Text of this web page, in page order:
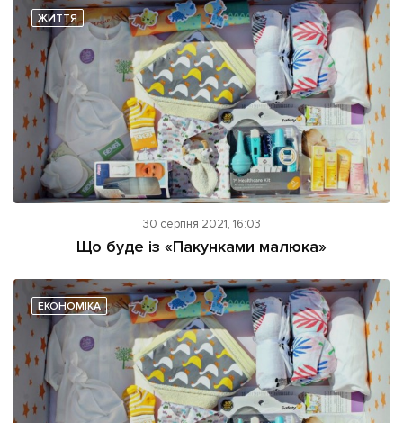
ЖИТТЯ
30 серпня 2021, 16:03
Що буде із «Пакунками малюка»
ЕКОНОМІКА